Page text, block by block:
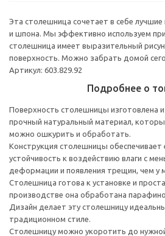
Эта столешница сочетает в себе лучшие
и шпона. Мы эффективно используем
столешница имеет выразительный
поверхность. Можно забрать домой
Артикул: 603.829.92
Подробнее о
Поверхность столешницы изготовлена
прочный натуральный материал,
можно ошкурить и обработать.
Конструкция столешницы обеспечивает
устойчивость к воздействию влаги с
деформации и появления трещин, чем у
Столешница готова к установке и
производстве она обработана
Дизайн делает эту столешницу
традиционном стиле.
Столешницу можно укоротить до